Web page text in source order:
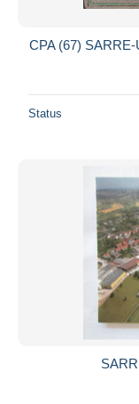
CPA (67)
Status